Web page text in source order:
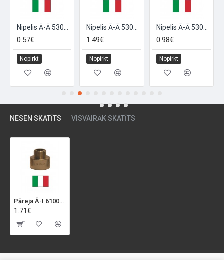
0.57€
Nopirkt
1.49€
Nopirkt
0.98€
Nopirkt
NESEN SKATĪTS VISVAIRĀK SKATĪTS
Pāreja Ā-I 6100038012G 3/8*X1/2*, 3/8X1/2
1.71€